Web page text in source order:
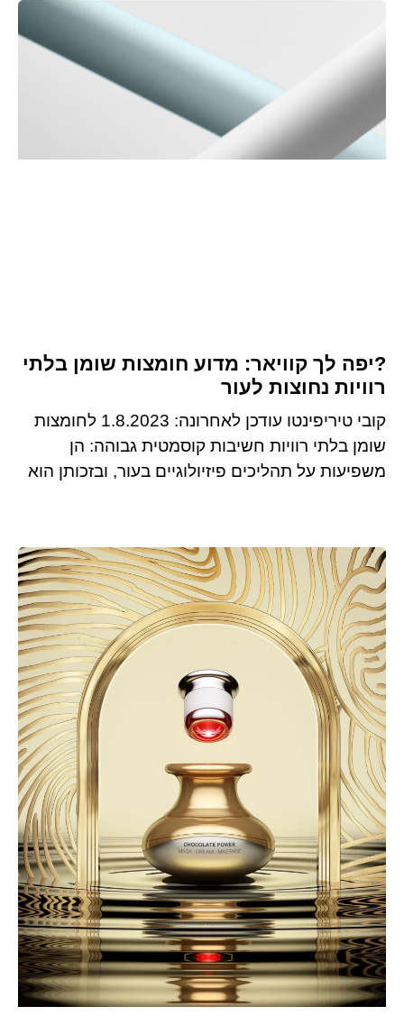
?יפה לך קוויאר: מדוע חומצות שומן בלתי
רוויות נחוצות לעור
קובי טיריפינטו עודכן לאחרונה: 1.8.2023 לחומצות
שומן בלתי רוויות חשיבות קוסמטית גבוהה: הן
משפיעות על תהליכים פיזיולוגיים בעור, ובזכותן הוא